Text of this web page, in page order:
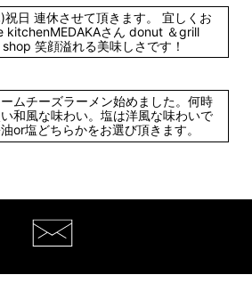
日 連休させて頂きます。 宜しくお
kitchenMEDAKAさん donut ＆grill
笑顔溢れる美味しさです！
ムチーズラーメン始めました。何時
和風な味わい。塩は洋風な味わいで
or塩どちらかをお選び頂きます。